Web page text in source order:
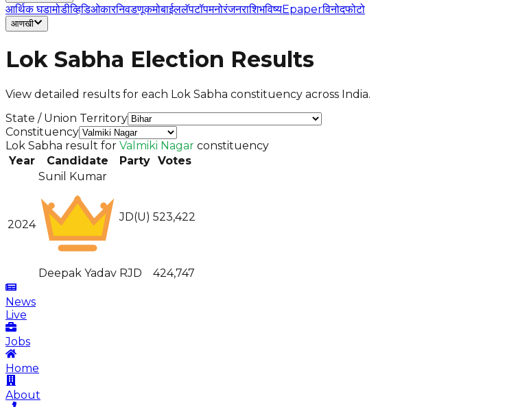
आर्थिक घडामोडीव्हिडिओकारनिवडणूकमोबाईललॅपटॉपमनोरंजनराशिभविष्यEpaperविनोदफोटो
आणखी
Lok Sabha Election Results
View detailed results for each Lok Sabha constituency across India.
State / Union Territory
Constituency
Lok Sabha result for Valmiki Nagar constituency
Year
Candidate Party Votes
2024
Sunil Kumar
JD(U) 523,422
Deepak Yadav RJD 424,747
News
Live
Jobs
Home
About